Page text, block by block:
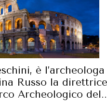
è l’archeologa
Russo la direttrice
Archeologico